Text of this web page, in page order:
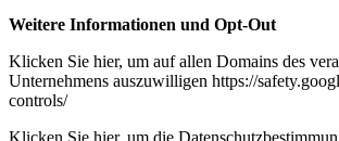
Weitere Informationen und Opt-Out
Klicken Sie hier, um auf allen Domains des
Unternehmens auszuwilligen https://
controls/
Klicken Sie hier, um die